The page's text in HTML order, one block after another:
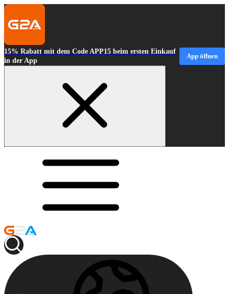
15% Rabatt mit dem Code APP15 beim ersten Einkauf
in der App
App öffnen